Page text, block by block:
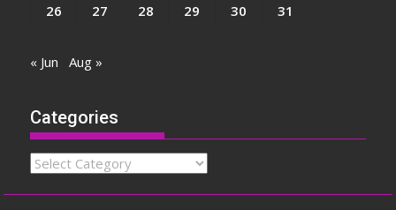
26
27 28 29 30 31
« Jun Aug »
Categories
Categories